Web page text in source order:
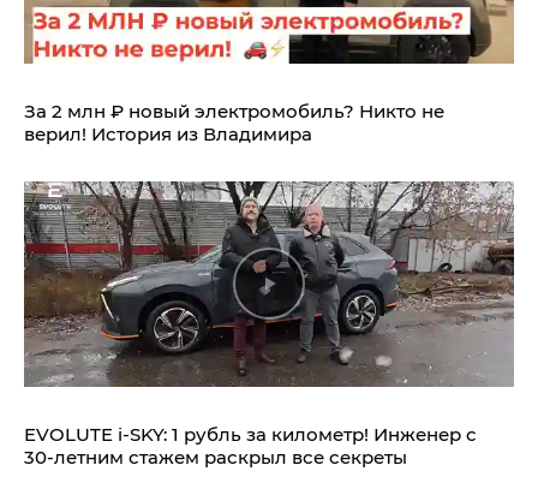
За 2 млн ₽ новый электромобиль? Никто не
верил! История из Владимира
EVOLUTE i‑SKY: 1 рубль за километр! Инженер с
30-летним стажем раскрыл все секреты